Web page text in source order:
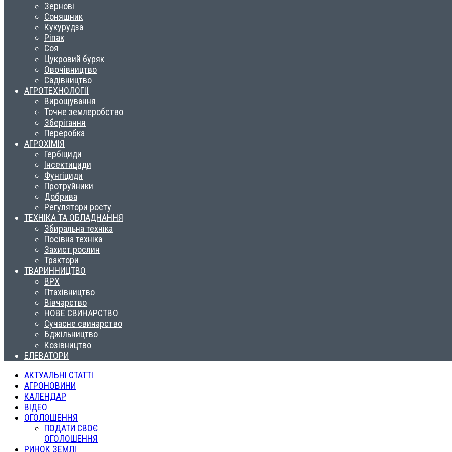
Зернові
Соняшник
Кукурудза
Ріпак
Соя
Цукровий буряк
Овочівництво
Садівництво
АГРОТЕХНОЛОГІЇ
Вирощування
Точне землеробство
Зберігання
Переробка
АГРОХІМІЯ
Гербіциди
Інсектициди
Фунгіциди
Протруйники
Добрива
Регулятори росту
ТЕХНІКА ТА ОБЛАДНАННЯ
Збиральна техніка
Посівна техніка
Захист рослин
Трактори
ТВАРИННИЦТВО
ВРХ
Птахівництво
Вівчарство
НОВЕ СВИНАРСТВО
Сучасне свинарство
Бджільництво
Козівництво
ЕЛЕВАТОРИ
АКТУАЛЬНІ СТАТТІ
АГРОНОВИНИ
КАЛЕНДАР
ВІДЕО
ОГОЛОШЕННЯ
ПОДАТИ СВОЄ
ОГОЛОШЕННЯ
РИНОК ЗЕМЛІ